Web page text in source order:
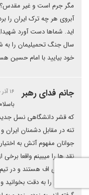
مگر جرم است و غیر
آبروی هر چه ترک ایران را
سال جنگ تحمیلیمان را به
خود بیایید با امام حسین
جانم فدای رهبر ۱۶ آذر ۱۴۰۰ | ۱۶:۳۵
که قشر دانشگاهی نسل
تنه در مقابل دشمنان ایران
جوانان مفهوم آتش به
نقد ها را میبینم واقعا
های علی اف هستند و در
هایشان را به دقت